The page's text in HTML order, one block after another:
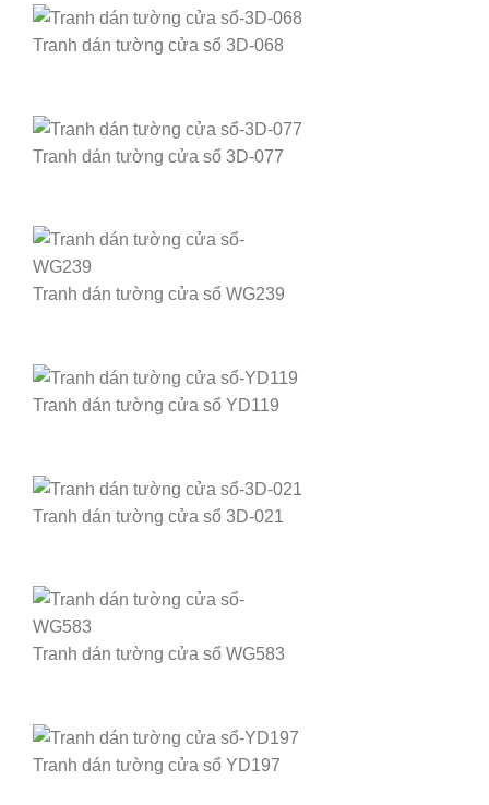
Tranh dán tường cửa sổ 3D-068
Tranh dán tường cửa sổ 3D-077
Tranh dán tường cửa sổ WG239
Tranh dán tường cửa sổ YD119
Tranh dán tường cửa sổ 3D-021
Tranh dán tường cửa sổ WG583
Tranh dán tường cửa sổ YD197